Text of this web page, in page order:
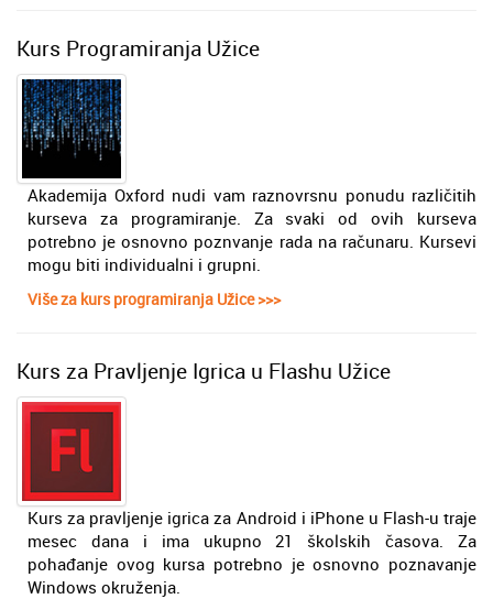
Kurs Programiranja Užice
Akademija Oxford nudi vam raznovrsnu ponudu različitih
kurseva za programiranje. Za svaki od ovih kurseva
potrebno je osnovno poznvanje rada na računaru. Kursevi
mogu biti individualni i grupni.
Više za kurs programiranja Užice >>>
Kurs za Pravljenje Igrica u Flashu Užice
Kurs za pravljenje igrica za Android i iPhone u Flash-u trаje
mesec dana i ima ukupno 21 školskih čаsova. Za
pohađanje ovog kursa potrebno je osnovno poznavanje
Windows okruženja.